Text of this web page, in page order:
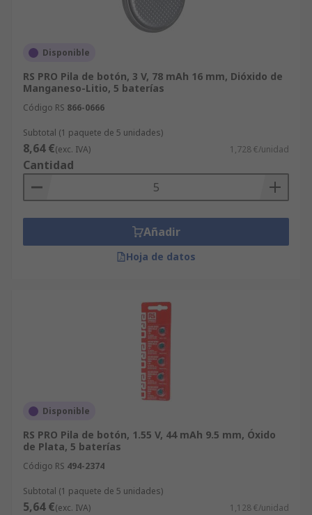
Disponible
RS PRO Pila de botón, 3 V, 78 mAh 16 mm, Dióxido de
Manganeso-Litio, 5 baterías
Código RS 866-0666
Subtotal (1 paquete de 5 unidades)
8,64 €(exc. IVA) 1,728 €/unidad
Cantidad
Añadir
Hoja de datos
Disponible
RS PRO Pila de botón, 1.55 V, 44 mAh 9.5 mm, Óxido
de Plata, 5 baterías
Código RS 494-2374
Subtotal (1 paquete de 5 unidades)
5,64 €(exc. IVA) 1,128 €/unidad